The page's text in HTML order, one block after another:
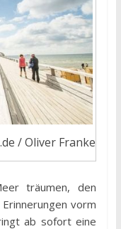
/ Oliver Franke
träumen, den
vorm
ab sofort eine